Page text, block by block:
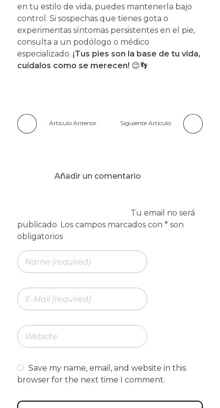
en tu estilo de vida, puedes mantenerla bajo
control. Si sospechas que tienes gota o
experimentas síntomas persistentes en el pie,
consulta a un podólogo o médico
especializado. ¡Tus pies son la base de tu vida,
cuídalos como se merecen! 😊👣
Artículo Anterior Siguiente Artículo
Save my name, email, and website in this
browser for the next time I comment.